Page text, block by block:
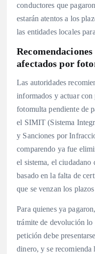
conductores que
estarán atentos a los
las entidades locales
afectados por
Las autoridades
informados y actuar con
fotomulta pendiente de
el SIMIT (Sistema
y Sanciones por
comparendo ya fue
el sistema, el ciudadano
basado en la falta de
que se venzan los
Para quienes ya
trámite de devolución lo
petición debe
dinero, y se recomienda